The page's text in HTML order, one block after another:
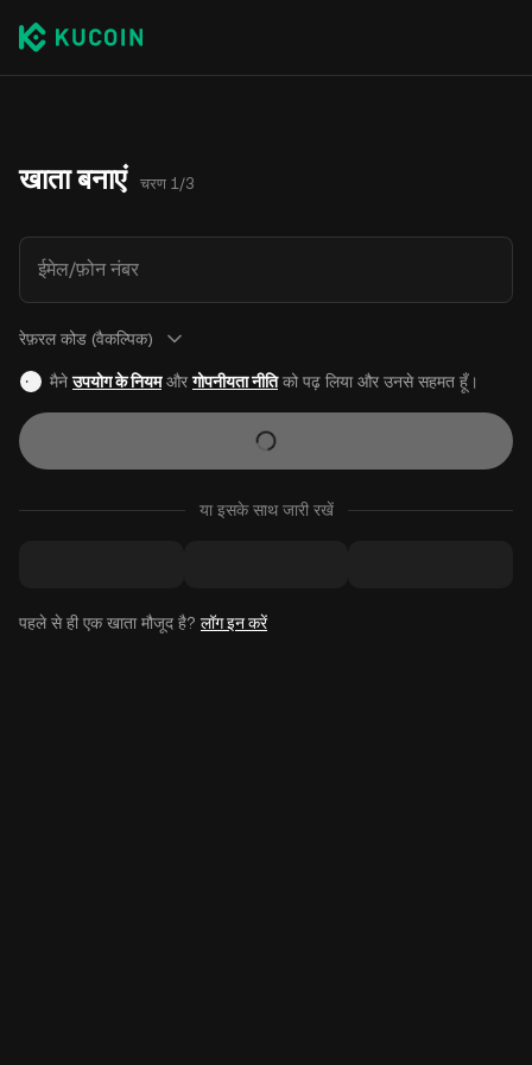
खाता बनाएं चरण 1/3
ईमेल/फ़ोन नंबर
रेफ़रल कोड (वैकल्पिक)
मैनेउपयोग के नियमऔरगोपनीयता नीतिको पढ़ लिया और उनसे सहमत हूँ।
या इसके साथ जारी रखें
पहले से ही एक खाता मौजूद है? लॉग इन करें